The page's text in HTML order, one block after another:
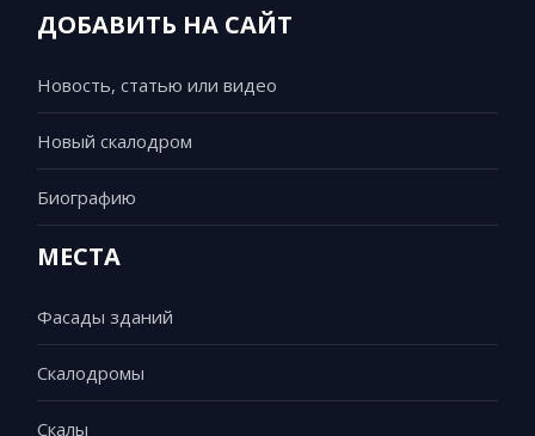
ДОБАВИТЬ НА САЙТ
Новость, статью или видео
Новый скалодром
Биографию
МЕСТА
Фасады зданий
Скалодромы
Скалы